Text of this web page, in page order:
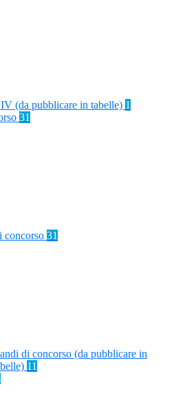
(da pubblicare in tabelle) 1
31
concorso 31
di concorso (da pubblicare in
11